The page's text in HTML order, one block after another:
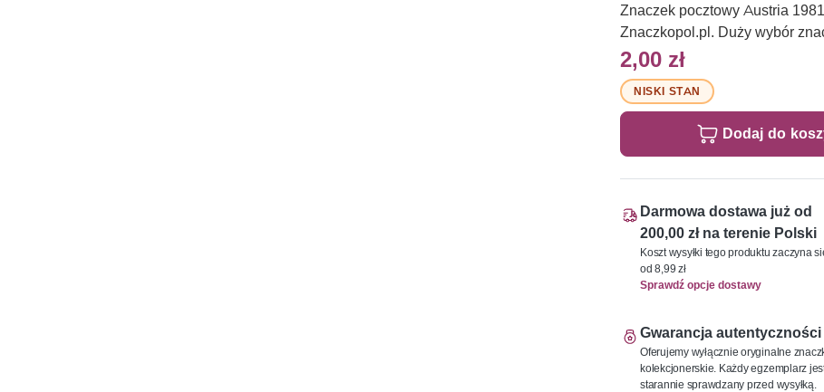
Znaczek pocztowy Austria
Znaczkopol.pl. Duży wybór
2,00 zł
NISKI STAN
Dodaj do
Darmowa dostawa już od
200,00 zł na terenie Polski
Koszt wysyłki tego produktu zaczyna
od 8,99 zł
Sprawdź opcje dostawy
Gwarancja autentyczności
Oferujemy wyłącznie oryginalne
kolekcjonerskie. Każdy egzemplarz
starannie sprawdzany przed wysyłką.